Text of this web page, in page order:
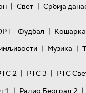
| Свет | Србија
Фудбал | Кошарка
| Музика |
2 | РТС 3 | РТС
1 | Радио Београд 2 |